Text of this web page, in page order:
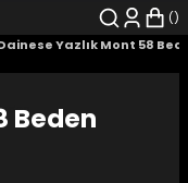
Yazlık Mont 58
Beden